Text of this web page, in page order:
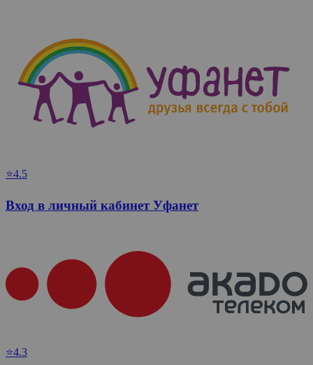
⭐4.5
Вход в личный кабинет Уфанет
⭐4.3